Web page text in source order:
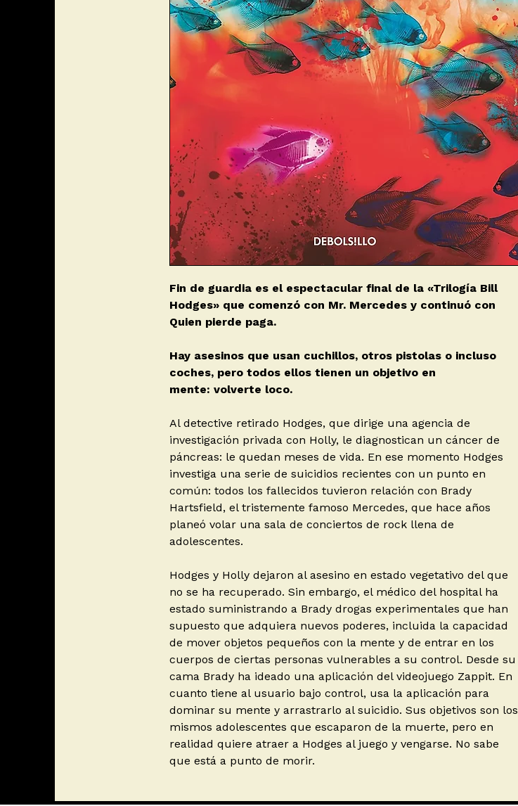
Fin de guardia es el espectacular final de la «Trilogía Bill
Hodges» que comenzó con Mr. Mercedes y continuó con
Quien pierde paga.
Hay asesinos que usan cuchillos, otros pistolas o incluso
coches, pero todos ellos tienen un objetivo en
mente: volverte loco.
Al detective retirado Hodges, que dirige una agencia de
investigación privada con Holly, le diagnostican un cáncer de
páncreas: le quedan meses de vida. En ese momento Hodges
investiga una serie de suicidios recientes con un punto en
común: todos los fallecidos tuvieron relación con Brady
Hartsfield, el tristemente famoso Mercedes, que hace años
planeó volar una sala de conciertos de rock llena de
adolescentes.
Hodges y Holly dejaron al asesino en estado vegetativo del que
no se ha recuperado. Sin embargo, el médico del hospital ha
estado suministrando a Brady drogas experimentales que han
supuesto que adquiera nuevos poderes, incluida la capacidad
de mover objetos pequeños con la mente y de entrar en los
cuerpos de ciertas personas vulnerables a su control. Desde su
cama Brady ha ideado una aplicación del videojuego Zappit. En
cuanto tiene al usuario bajo control, usa la aplicación para
dominar su mente y arrastrarlo al suicidio. Sus objetivos son los
mismos adolescentes que escaparon de la muerte, pero en
realidad quiere atraer a Hodges al juego y vengarse. No sabe
que está a punto de morir.